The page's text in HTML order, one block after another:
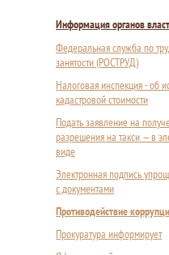
Информация органов
Федеральная служба по
занятости (РОСТРУД)
Налоговая инспекция - об
кадастровой стоимости
Подать заявление на
разрешения на такси — в
виде
Электронная подпись
с документами
Противодействие
Прокуратура информирует